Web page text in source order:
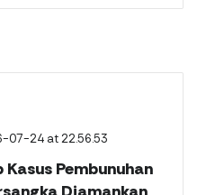
Kasus Pembunuhan